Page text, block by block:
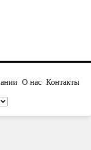
О нас Контакты